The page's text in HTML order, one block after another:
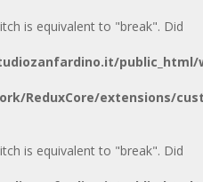
is equivalent to "break". Did
public_html/
ReduxCore/extensions/
is equivalent to "break". Did